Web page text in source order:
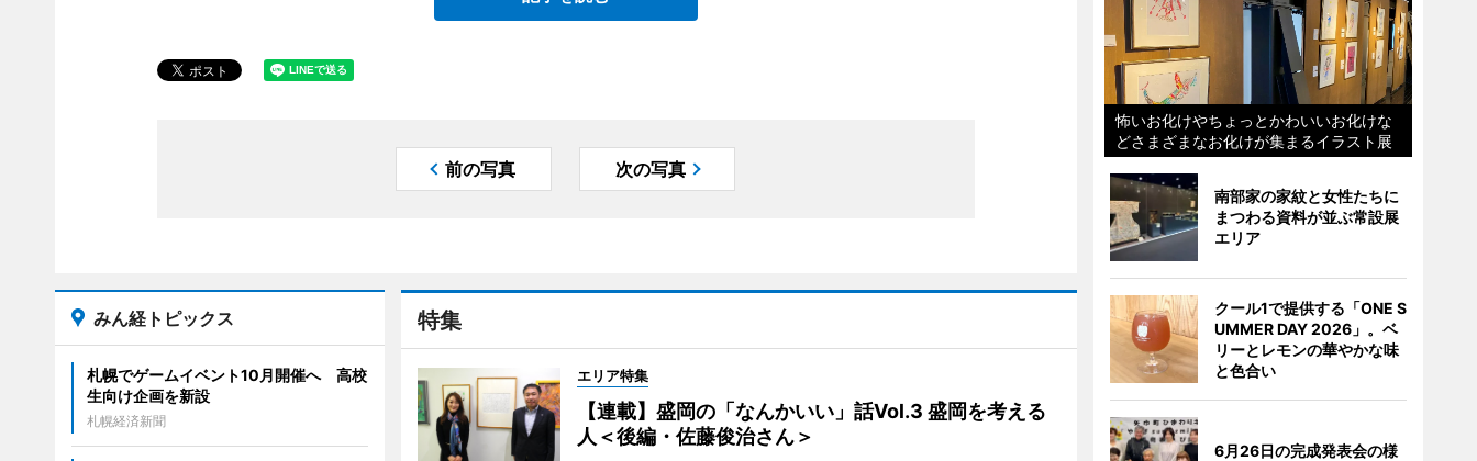
前の写真 次の写真
特集
エリア特集
【連載】盛岡の「なんかいい」話Vol.3 盛岡を考える
人＜後編・佐藤俊治さん＞
みん経トピックス
札幌でゲームイベント10月開催へ 高校
生向け企画を新設
札幌経済新聞
怖いお化けやちょっとかわいいお化けな
どさまざまなお化けが集まるイラスト展
南部家の家紋と女性たちに
まつわる資料が並ぶ常設展
エリア
クール1で提供する「ONE S
UMMER DAY 2026」。ベ
リーとレモンの華やかな味
と色合い
6月26日の完成発表会の様